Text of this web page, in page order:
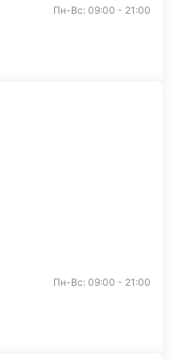
Пн-Вс: 09:00 - 21:00
Пн-Вс: 09:00 - 21:00